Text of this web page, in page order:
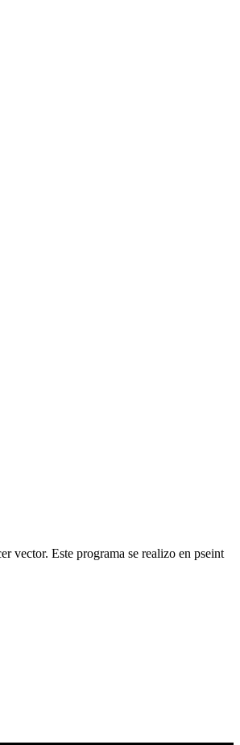
vector. Este programa se realizo en pseint